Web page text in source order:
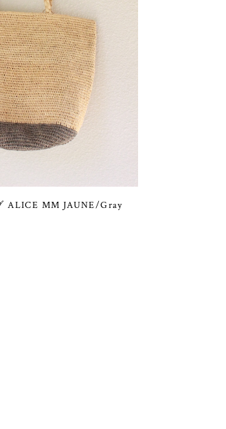
ALICE MM JAUNE/Gray